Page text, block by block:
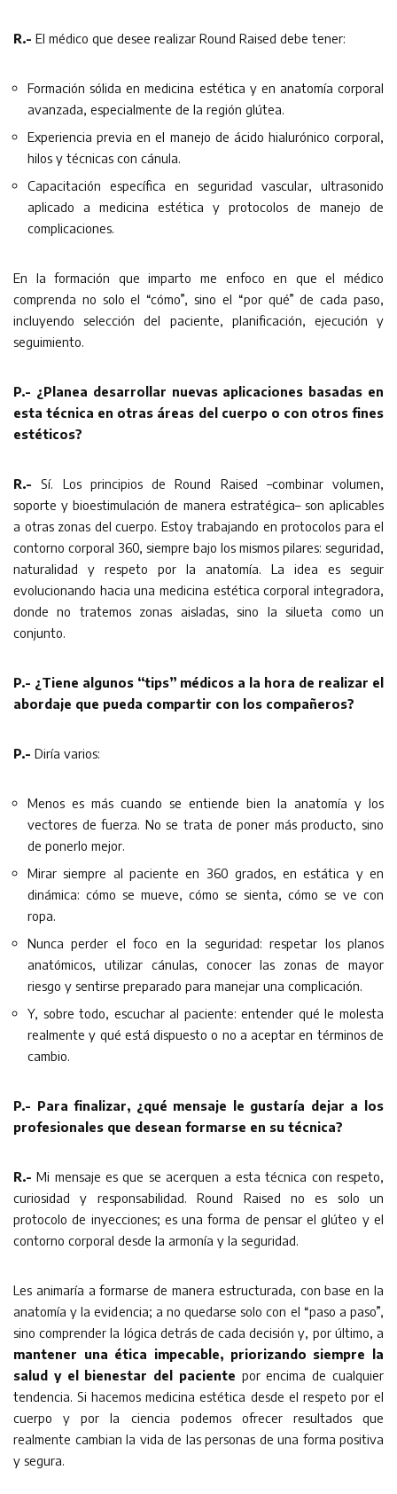
R.- El médico que desee realizar Round Raised debe tener:
Formación sólida en medicina estética y en anatomía corporal
avanzada, especialmente de la región glútea.
Experiencia previa en el manejo de ácido hialurónico corporal,
hilos y técnicas con cánula.
Capacitación específica en seguridad vascular, ultrasonido
aplicado a medicina estética y protocolos de manejo de
complicaciones.
En la formación que imparto me enfoco en que el médico
comprenda no solo el “cómo”, sino el “por qué” de cada paso,
incluyendo selección del paciente, planificación, ejecución y
seguimiento.
P.- ¿Planea desarrollar nuevas aplicaciones basadas en
esta técnica en otras áreas del cuerpo o con otros fines
estéticos?
R.- Sí. Los principios de Round Raised –combinar volumen,
soporte y bioestimulación de manera estratégica– son aplicables
a otras zonas del cuerpo. Estoy trabajando en protocolos para el
contorno corporal 360, siempre bajo los mismos pilares: seguridad,
naturalidad y respeto por la anatomía. La idea es seguir
evolucionando hacia una medicina estética corporal integradora,
donde no tratemos zonas aisladas, sino la silueta como un
conjunto.
P.- ¿Tiene algunos “tips” médicos a la hora de realizar el
abordaje que pueda compartir con los compañeros?
P.- Diría varios:
Menos es más cuando se entiende bien la anatomía y los
vectores de fuerza. No se trata de poner más producto, sino
de ponerlo mejor.
Mirar siempre al paciente en 360 grados, en estática y en
dinámica: cómo se mueve, cómo se sienta, cómo se ve con
ropa.
Nunca perder el foco en la seguridad: respetar los planos
anatómicos, utilizar cánulas, conocer las zonas de mayor
riesgo y sentirse preparado para manejar una complicación.
Y, sobre todo, escuchar al paciente: entender qué le molesta
realmente y qué está dispuesto o no a aceptar en términos de
cambio.
P.- Para finalizar, ¿qué mensaje le gustaría dejar a los
profesionales que desean formarse en su técnica?
R.-Mi mensaje es que se acerquen a esta técnica con respeto,
curiosidad y responsabilidad. Round Raised no es solo un
protocolo de inyecciones; es una forma de pensar el glúteo y el
contorno corporal desde la armonía y la seguridad.
Les animaría a formarse de manera estructurada, con base en la
anatomía y la evidencia; a no quedarse solo con el “paso a paso”,
sino comprender la lógica detrás de cada decisión y, por último, a
mantener una ética impecable, priorizando siempre la
salud y el bienestar del paciente por encima de cualquier
tendencia. Si hacemos medicina estética desde el respeto por el
cuerpo y por la ciencia podemos ofrecer resultados que
realmente cambian la vida de las personas de una forma positiva
y segura.